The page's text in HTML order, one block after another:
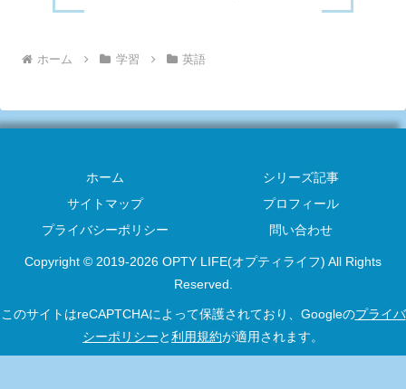
ホーム 学習 英語
ホーム
シリーズ記事
サイトマップ
プロフィール
プライバシーポリシー
問い合わせ
Copyright © 2019-2026 OPTY LIFE(オプティライフ) All Rights
Reserved.
このサイトはreCAPTCHAによって保護されており、Googleのプライバ
シーポリシーと利用規約が適用されます。